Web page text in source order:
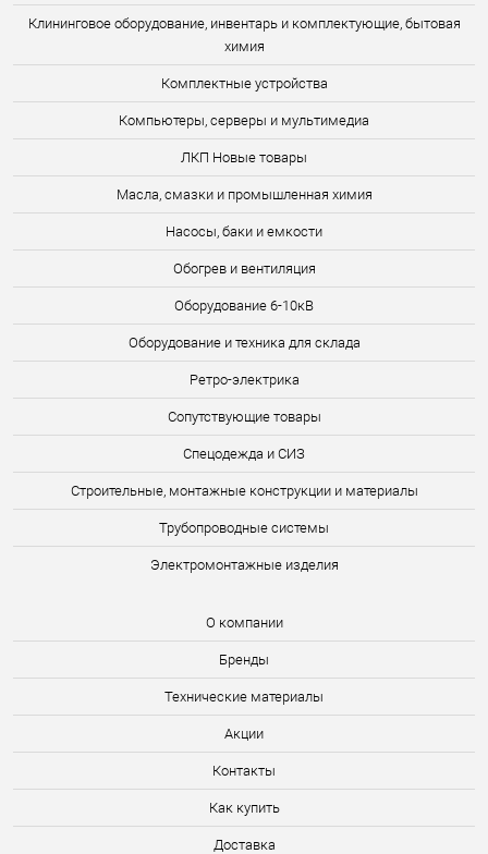
Клининговое оборудование, инвентарь и комплектующие, бытовая
химия
Комплектные устройства
Компьютеры, серверы и мультимедиа
ЛКП Новые товары
Масла, смазки и промышленная химия
Насосы, баки и емкости
Обогрев и вентиляция
Оборудование 6-10кВ
Оборудование и техника для склада
Ретро-электрика
Сопутствующие товары
Спецодежда и СИЗ
Строительные, монтажные конструкции и материалы
Трубопроводные системы
Электромонтажные изделия
О компании
Бренды
Технические материалы
Акции
Контакты
Как купить
Доставка